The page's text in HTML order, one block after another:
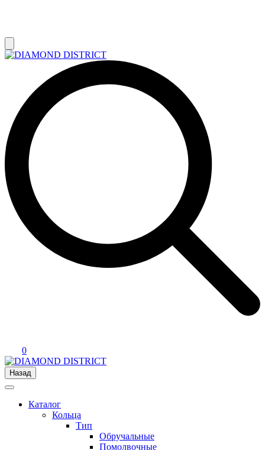
0
Назад
Каталог
Кольца
Тип
Обручальные
Помолвочные